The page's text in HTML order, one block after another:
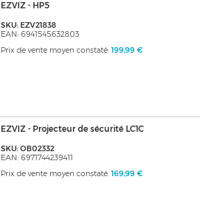
EZVIZ - HP5
SKU: EZV21838
EAN: 6941545632803
Prix de vente moyen constaté: 199,99 €
EZVIZ - Projecteur de sécurité LC1C
SKU: OB02332
EAN: 6971744239411
Prix de vente moyen constaté: 169,99 €